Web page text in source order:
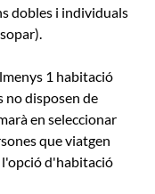
dobles i individuals
1 habitació
no disposen de
en seleccionar
que viatgen
l'opció d'habitació